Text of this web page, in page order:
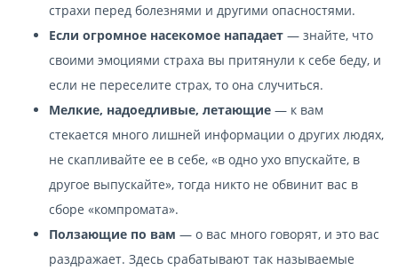
страхи перед болезнями и другими опасностями.
Если огромное насекомое нападает — знайте, что
своими эмоциями страха вы притянули к себе беду, и
если не переселите страх, то она случиться.
Мелкие, надоедливые, летающие — к вам
стекается много лишней информации о других людях,
не скапливайте ее в себе, «в одно ухо впускайте, в
другое выпускайте», тогда никто не обвинит вас в
сборе «компромата».
Ползающие по вам — о вас много говорят, и это вас
раздражает. Здесь срабатывают так называемые